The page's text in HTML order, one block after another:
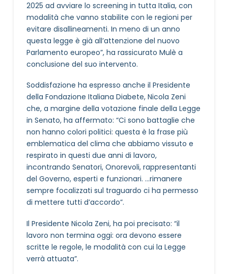
2025 ad avviare lo screening in tutta Italia, con
modalità che vanno stabilite con le regioni per
evitare disallineamenti. In meno di un anno
questa legge è già all’attenzione del nuovo
Parlamento europeo”, ha rassicurato Mulè a
conclusione del suo intervento.
Soddisfazione ha espresso anche il Presidente
della Fondazione Italiana Diabete, Nicola Zeni
che, a margine della votazione finale della Legge
in Senato, ha affermato: “Ci sono battaglie che
non hanno colori politici: questa è la frase più
emblematica del clima che abbiamo vissuto e
respirato in questi due anni di lavoro,
incontrando Senatori, Onorevoli, rappresentanti
del Governo, esperti e funzionari. …rimanere
sempre focalizzati sul traguardo ci ha permesso
di mettere tutti d’accordo”.
Il Presidente Nicola Zeni, ha poi precisato: “il
lavoro non termina oggi: ora devono essere
scritte le regole, le modalità con cui la Legge
verrà attuata”.